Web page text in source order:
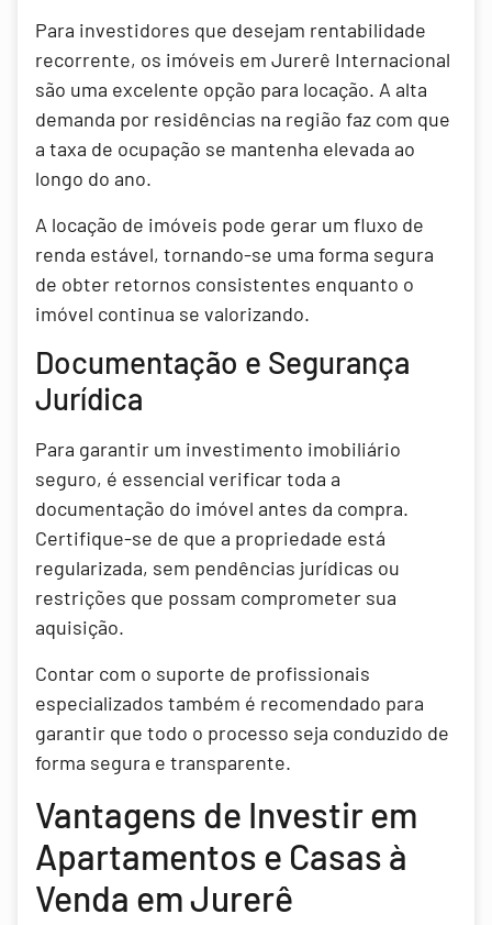
Para investidores que desejam rentabilidade
recorrente, os imóveis em Jurerê Internacional
são uma excelente opção para locação. A alta
demanda por residências na região faz com que
a taxa de ocupação se mantenha elevada ao
longo do ano.
A locação de imóveis pode gerar um fluxo de
renda estável, tornando-se uma forma segura
de obter retornos consistentes enquanto o
imóvel continua se valorizando.
Documentação e Segurança
Jurídica
Para garantir um investimento imobiliário
seguro, é essencial verificar toda a
documentação do imóvel antes da compra.
Certifique-se de que a propriedade está
regularizada, sem pendências jurídicas ou
restrições que possam comprometer sua
aquisição.
Contar com o suporte de profissionais
especializados também é recomendado para
garantir que todo o processo seja conduzido de
forma segura e transparente.
Vantagens de Investir em
Apartamentos e Casas à
Venda em Jurerê